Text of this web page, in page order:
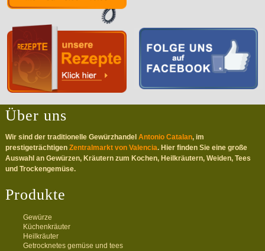
Über uns
Wir sind der traditionelle Gewürzhandel Antonio Catalan, im
prestigeträchtigen Zentralmarkt von Valencia. Hier finden Sie eine große
Auswahl an Gewürzen, Kräutern zum Kochen, Heilkräutern, Weiden, Tees
und Trockengemüse.
Produkte
Gewürze
Küchenkräuter
Heilkräuter
Getrocknetes gemüse und tees